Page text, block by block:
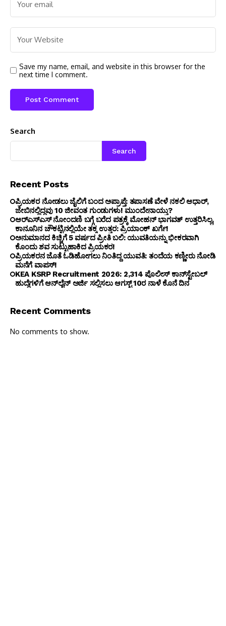
Save my name, email, and website in this browser for the
next time I comment.
Search
Search
Recent Posts
ಪ್ರಿಯಕರ ನೋಡಲು ಜೈಲಿಗೆ ಬಂದ ಅಪ್ರಾಪ್ತೆ: ತಪಾಸಣೆ ವೇಳೆ ನಕಲಿ ಆಧಾರ್,
ಜೇಬಿನಲ್ಲಿದ್ದವು 10 ಜೀವಂತ ಗುಂಡುಗಳು! ಮುಂದೇನಾಯ್ತು?
ಆರ್‌ಎಸ್‌ಎಸ್‌ ನೋಂದಣಿ ಬಗ್ಗೆ ಬರೆದ ಪತ್ರಕ್ಕೆ ಮೋಹನ್ ಭಾಗವತ್ ಉತ್ತರಿಸಿಲ್ಲ,
ಕಾನೂನಿನ ಚೌಕಟ್ಟಿನಲ್ಲಿಯೇ ತಕ್ಕ ಉತ್ತರ: ಪ್ರಿಯಾಂಕ್ ಖರ್ಗೆ!
ಅನುಮಾನದ ಕಿಚ್ಚಿಗೆ 5 ವರ್ಷದ ಪ್ರೀತಿ ಬಲಿ: ಯುವತಿಯನ್ನು ಭೀಕರವಾಗಿ
ಕೊಂದು ಶವ ಸುಟ್ಟುಹಾಕಿದ ಪ್ರಿಯಕರ!
ಪ್ರಿಯಕರನ ಜೊತೆ ಓಡಿಹೋಗಲು ನಿಂತಿದ್ದ ಯುವತಿ: ತಂದೆಯ ಕಣ್ಣೀರು ನೋಡಿ
ಮನೆಗೆ ವಾಪಸ್!
KEA KSRP Recruitment 2026: 2,314 ಪೊಲೀಸ್ ಕಾನ್‌ಸ್ಟೇಬಲ್
ಹುದ್ದೆಗಳಿಗೆ ಆನ್‌ಲೈನ್ ಅರ್ಜಿ ಸಲ್ಲಿಸಲು ಆಗಸ್ಟ್ 10ರ ನಾಳೆ ಕೊನೆ ದಿನ
Recent Comments
No comments to show.